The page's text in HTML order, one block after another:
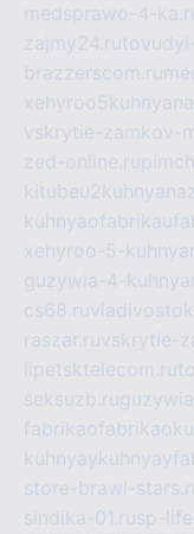
medsprawo-4-
zajmy24.ru
brazzerscom.ru
vskrytie-zamkov-
zed-online.ru
xehyroo-5-
guzywia-4-
cs68.ru
raszar.ruvskrytie-
lipetsktelecom.ru
seksuzb.ru
store-brawl-
sindika-01.rusp-